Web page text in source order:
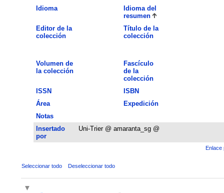
Idioma
Idioma del
resumen
Editor de la
colección
Título de la
colección
Volumen de
la colección
Fascículo
de la
colección
ISSN
ISBN
Área
Expedición
Notas
Insertado
por
Uni-Trier @ amaranta_sg @
Enlace
Seleccionar todo Deseleccionar todo